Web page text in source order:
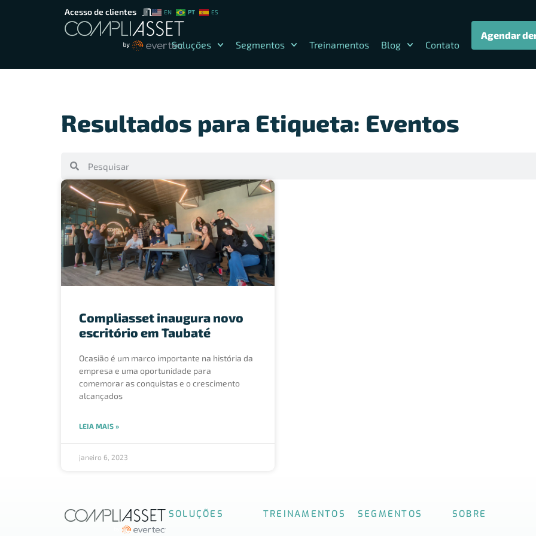
Acesso de clientes EN PT ES
Soluções Segmentos Treinamentos Blog Contato
Agendar
Resultados para Etiqueta: Eventos
Compliasset inaugura novo
escritório em Taubaté
Ocasião é um marco importante na história da
empresa e uma oportunidade para
comemorar as conquistas e o crescimento
alcançados
LEIA MAIS »
janeiro 6, 2023
SOLUÇÕES TREINAMENTOS SEGMENTOS SOBRE